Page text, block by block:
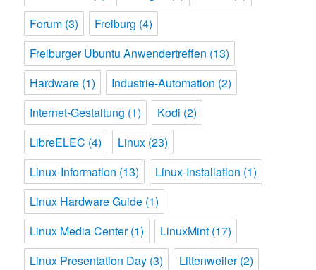
Forum (3) Freiburg (4)
Freiburger Ubuntu Anwendertreffen (13)
Hardware (1) Industrie-Automation (2)
Internet-Gestaltung (1) Kodi (2)
LibreELEC (4) Linux (23)
Linux-Information (13) Linux-Installation (1)
Linux Hardware Guide (1)
Linux Media Center(1) LinuxMint (17)
Linux Presentation Day (3) Littenweiler(2)